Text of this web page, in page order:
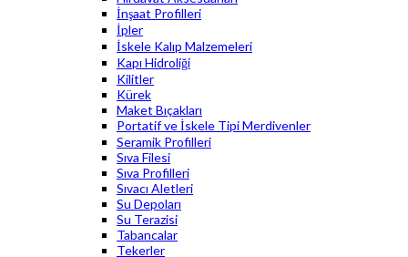
İnşaat Profilleri
İpler
İskele Kalıp Malzemeleri
Kapı Hidroliği
Kilitler
Kürek
Maket Bıçakları
Portatif ve İskele Tipi Merdivenler
Seramik Profilleri
Sıva Filesi
Sıva Profilleri
Sıvacı Aletleri
Su Depoları
Su Terazisi
Tabancalar
Tekerler